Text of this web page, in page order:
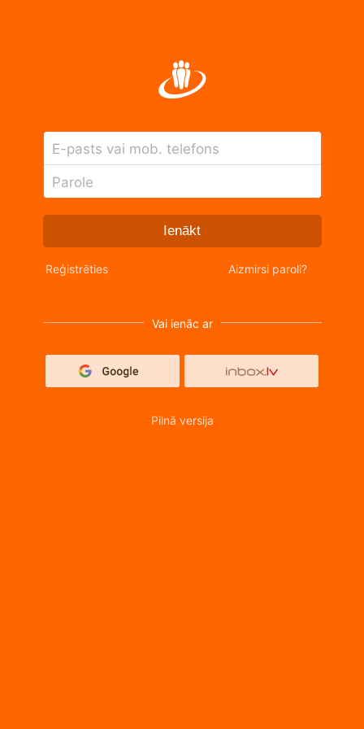
E-pasts vai mob. telefons
Parole
Ienākt
Reģistrēties Aizmirsi paroli?
Vai ienāc ar
Pilnā versija